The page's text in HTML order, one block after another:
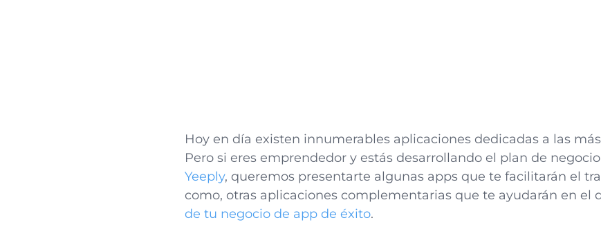
Hoy en día existen innumerables aplicaciones dedicadas a las
Pero si eres emprendedor y estás desarrollando el plan de
Yeeply, queremos presentarte algunas apps que te facilitarán el
como, otras aplicaciones complementarias que te ayudarán en el
de tu negocio de app de éxito.